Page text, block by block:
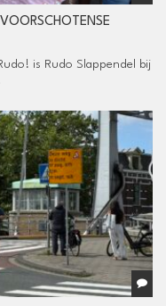
is Rudo Slappendel bij